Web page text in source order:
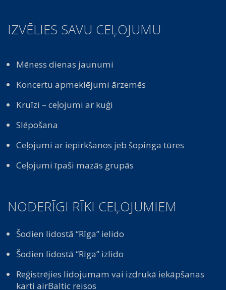
IZVĒLIES SAVU CEĻOJUMU
Mēness dienas jaunumi
Koncertu apmeklējumi ārzemēs
Kruīzi – ceļojumi ar kuģi
Slēpošana
Ceļojumi ar iepirkšanos jeb šopinga tūres
Ceļojumi īpaši mazās grupās
NODERĪGI RĪKI CEĻOJUMIEM
Šodien lidostā “Rīga” ielido
Šodien lidostā “Rīga” izlido
Reģistrējies lidojumam vai izdrukā iekāpšanas
karti airBaltic reisos